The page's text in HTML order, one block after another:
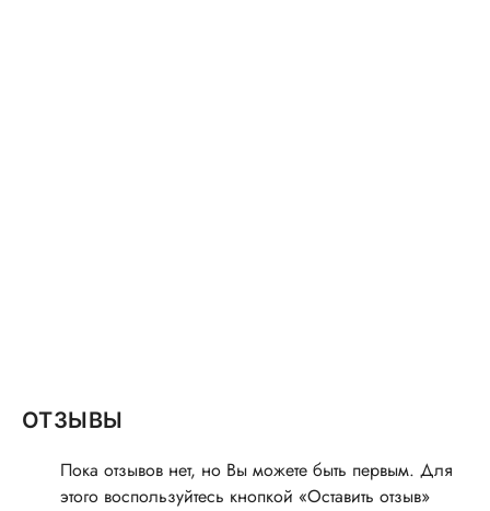
ОТЗЫВЫ
Пока отзывов нет, но Вы можете быть первым. Для
этого воспользуйтесь кнопкой «Оставить отзыв»